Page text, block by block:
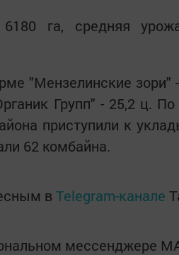
га, средняя
"Мензелинские зори"
Групп" - 25,2 ц.
приступили к
62 комбайна.
в Telegram-канале
мессенджере